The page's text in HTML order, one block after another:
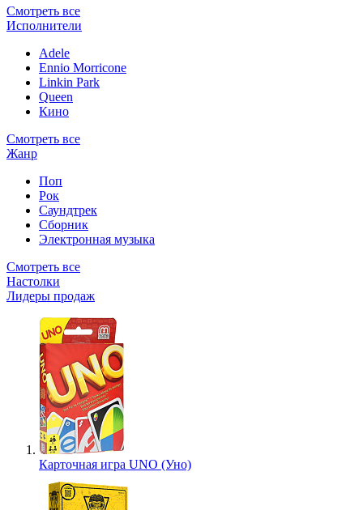
Смотреть все
Исполнители
Adele
Ennio Morricone
Linkin Park
Queen
Кино
Смотреть все
Жанр
Поп
Рок
Саундтрек
Сборник
Электронная музыка
Смотреть все
Настолки
Лидеры продаж
Карточная игра UNO (Уно)